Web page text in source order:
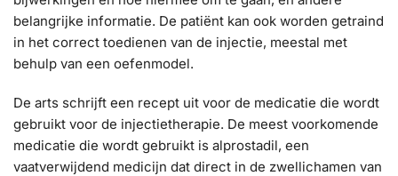
belangrijke informatie. De patiënt kan ook worden getraind
in het correct toedienen van de injectie, meestal met
behulp van een oefenmodel.
De arts schrijft een recept uit voor de medicatie die wordt
gebruikt voor de injectietherapie. De meest voorkomende
medicatie die wordt gebruikt is alprostadil, een
vaatverwijdend medicijn dat direct in de zwellichamen van